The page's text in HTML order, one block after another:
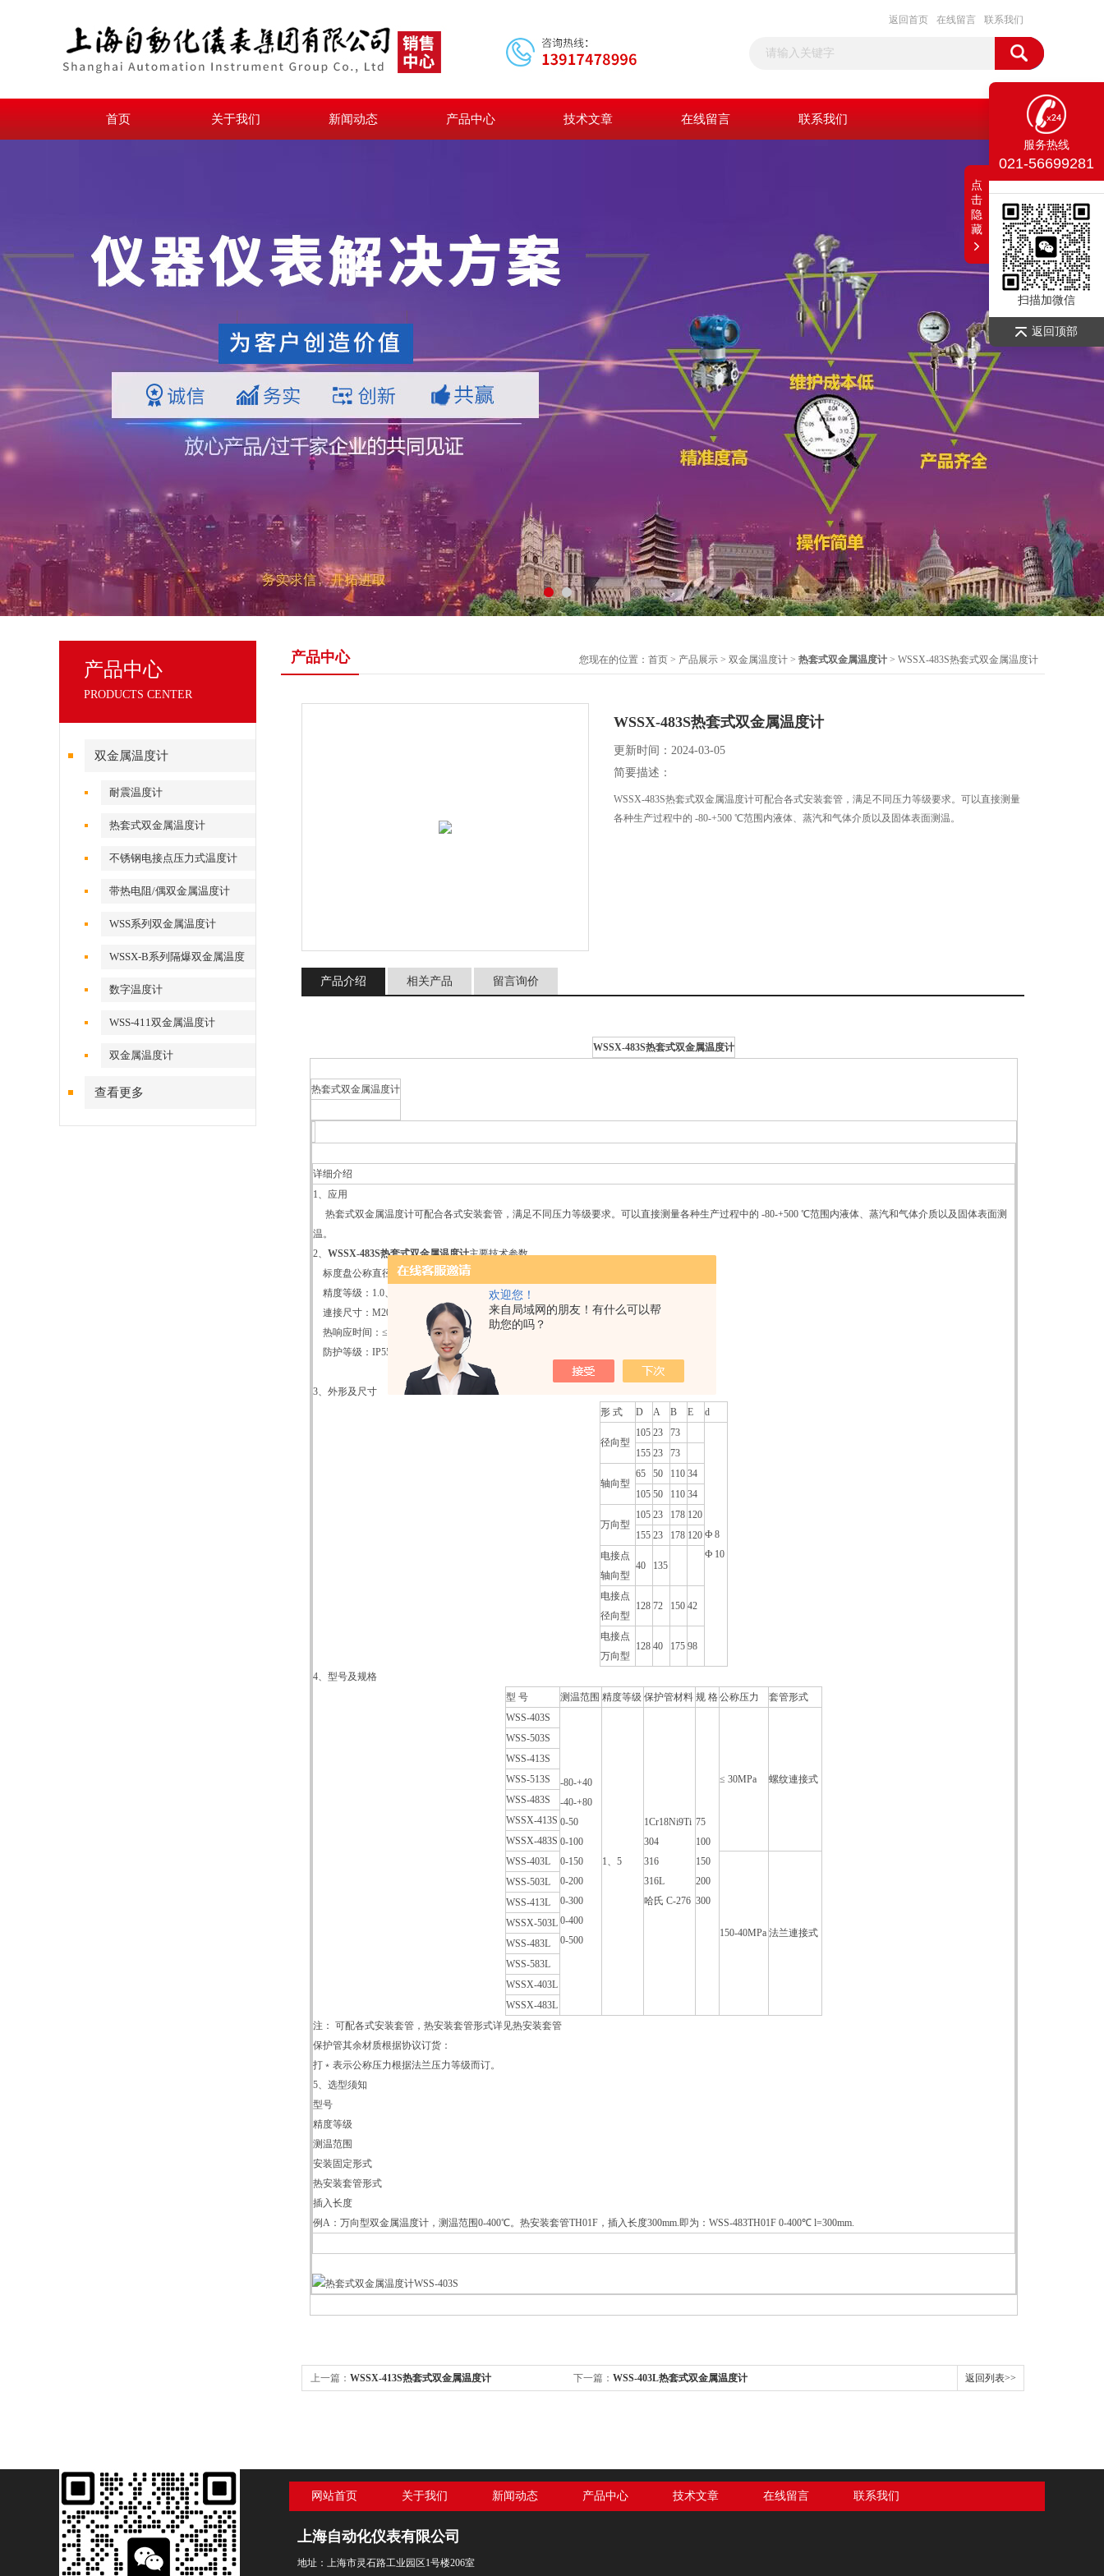
欢迎您！
来自局域网的朋友！有什么可以帮
助您的吗？
返回首页 在线留言 联系我们
首页 关于我们 新闻动态 产品中心 技术文章 在线留言 联系我们
产品中心
PRODUCTS CENTER
双金属温度计
耐震温度计
热套式双金属温度计
不锈钢电接点压力式温度计
带热电阻/偶双金属温度计
WSS系列双金属温度计
WSSX-B系列隔爆双金属温度
数字温度计
WSS-411双金属温度计
双金属温度计
查看更多
产品中心 您现在的位置： 首页 > 产品展示 > 双金属温度计 > 热套式双金属温度计 > WSSX-483S热套式双金属温度计
WSSX-483S热套式双金属温度计
更新时间：2024-03-05
简要描述：
WSSX-483S热套式双金属温度计可配合各式安装套管，满足不同压力等级要求。可以直接测量
各种生产过程中的 -80-+500 ℃范围内液体、蒸汽和气体介质以及固体表面测温。
产品介绍 相关产品 留言询价
WSSX-483S热套式双金属温度计
热套式双金属温度计
详细介绍
1、应用
热套式双金属温度计可配合各式安装套管，满足不同压力等级要求。可以直接测量各种生产过程中的 -80-+500 ℃范围内液体、蒸汽和气体介质以及固体表面测
温。
2、WSSX-483S热套式双金属温度计主要技术参数
标度盘公称直径：100
精度等级：1.0、1.5
連接尺寸：M20x1.5、NPT1/2
热响应时间：≤40s
防护等级：IP55
3、外形及尺寸
形 式
D A B E d
径向型
105 23 73
Ф 8
Ф 10
155 23 73
轴向型
65 50 110 34
105 50 110 34
万向型
105 23 178 120
155 23 178 120
电接点
轴向型
40 135
电接点
径向型
128 72 150 42
电接点
万向型
128 40 175 98
4、型号及规格
型 号
测温范围 精度等级 保护管材料 规 格公称压力
套管形式
WSS-403S
-80-+40
-40-+80
0-50
0-100
0-150
0-200
0-300
0-400
0-500
1、5
1Cr18Ni9Ti
304
316
316L
哈氏 C-276
75
100
150
200
300
≤ 30MPa 螺纹連接式
WSS-503S
WSS-413S
WSS-513S
WSS-483S
WSSX-413S
WSSX-483S
WSS-403L
150-40MPa 法兰連接式
WSS-503L
WSS-413L
WSSX-503L
WSS-483L
WSS-583L
WSSX-403L
WSSX-483L
注： 可配各式安装套管，热安装套管形式详见热安装套管
保护管其余材质根据协议订货：
打﹡表示公称压力根据法兰压力等级而订。
5、选型须知
型号
精度等级
测温范围
安装固定形式
热安装套管形式
插入长度
例A：万向型双金属温度计，测温范围0-400℃。热安装套管TH01F，插入长度300mm.即为：WSS-483TH01F 0-400℃ l=300mm.
上一篇： WSSX-413S热套式双金属温度计 下一篇： WSS-403L热套式双金属温度计 返回列表>>
网站首页 关于我们 新闻动态 产品中心 技术文章 在线留言 联系我们
上海自动化仪表有限公司
地址：上海市灵石路工业园区1号楼206室
服务热线
021-56699281
扫描加微信
返回顶部
点
击
隐
藏